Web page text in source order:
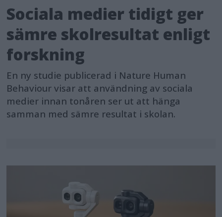
Sociala medier tidigt ger
sämre skolresultat enligt
forskning
En ny studie publicerad i Nature Human
Behaviour visar att användning av sociala
medier innan tonåren ser ut att hänga
samman med sämre resultat i skolan.